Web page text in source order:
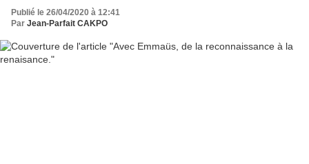
Publié le 26/04/2020 à 12:41
Par Jean-Parfait CAKPO